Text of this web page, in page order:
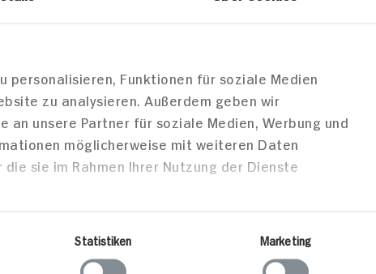
personalisieren, Funktionen für soziale Medien
zu analysieren. Außerdem geben wir
an unsere Partner für soziale Medien, Werbung und
möglicherweise mit weiteren Daten
sie im Rahmen Ihrer Nutzung der Dienste
Statistiken Marketing